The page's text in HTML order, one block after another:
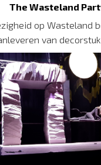
The Wasteland
op Wasteland
van